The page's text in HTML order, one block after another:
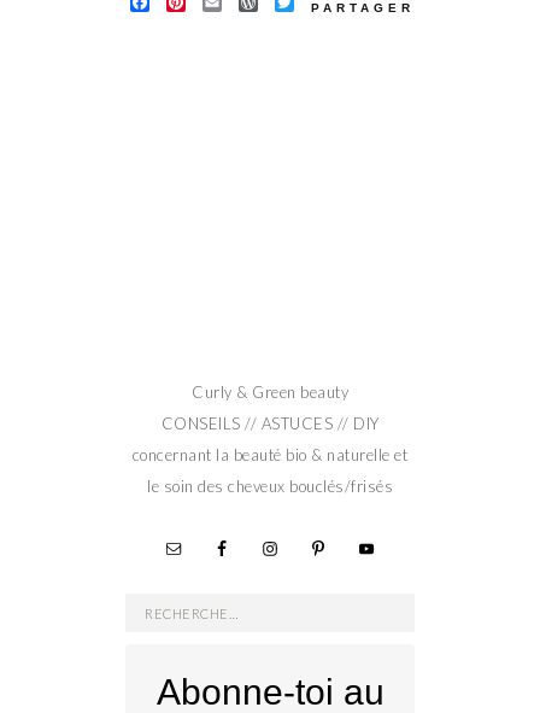
PARTAGER
Curly & Green beauty
CONSEILS // ASTUCES // DIY
concernant la beauté bio & naturelle et
le soin des cheveux bouclés/frisés
Rechercher :
Abonne-toi au